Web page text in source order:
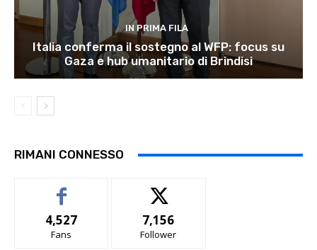
IN PRIMA FILA
Italia conferma il sostegno al WFP: focus su
Gaza e hub umanitario di Brindisi
RIMANI CONNESSO
4,527
Fans
7,156
Follower